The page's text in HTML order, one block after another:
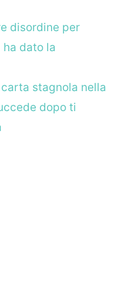
disordine per
dato la
stagnola nella
dopo ti